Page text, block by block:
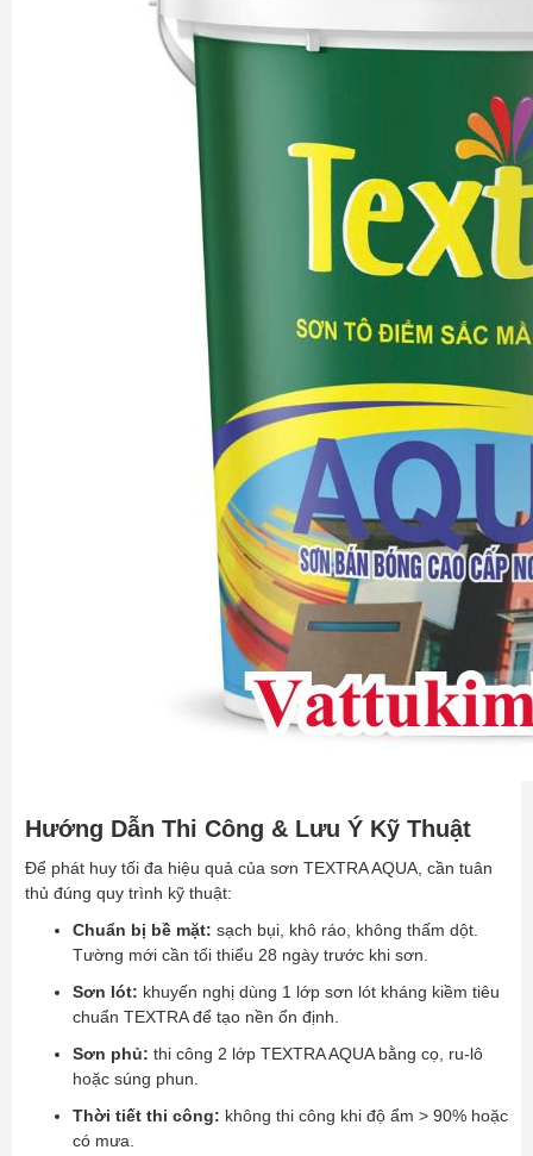
Hướng Dẫn Thi Công & Lưu Ý Kỹ Thuật
Để phát huy tối đa hiệu quả của sơn TEXTRA AQUA, cần tuân
thủ đúng quy trình kỹ thuật:
Chuẩn bị bề mặt: sạch bụi, khô ráo, không thấm dột.
Tường mới cần tối thiểu 28 ngày trước khi sơn.
Sơn lót: khuyến nghị dùng 1 lớp sơn lót kháng kiềm tiêu
chuẩn TEXTRA để tạo nền ổn định.
Sơn phủ: thi công 2 lớp TEXTRA AQUA bằng cọ, ru-lô
hoặc súng phun.
Thời tiết thi công: không thi công khi độ ẩm > 90% hoặc
có mưa.